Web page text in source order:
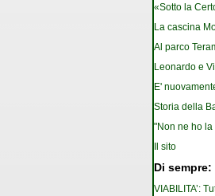
«Sotto la
La cascina
Al parco
Leonardo e
E'
Storia della
"Non ne ho
Il sito
Di sempre:
VIABILITA’: